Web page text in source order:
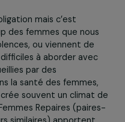
qu’elle a repris confiance
est davantage
à sa place : nous lui
elle-même et à son
son autonomie et
ce soit des femmes